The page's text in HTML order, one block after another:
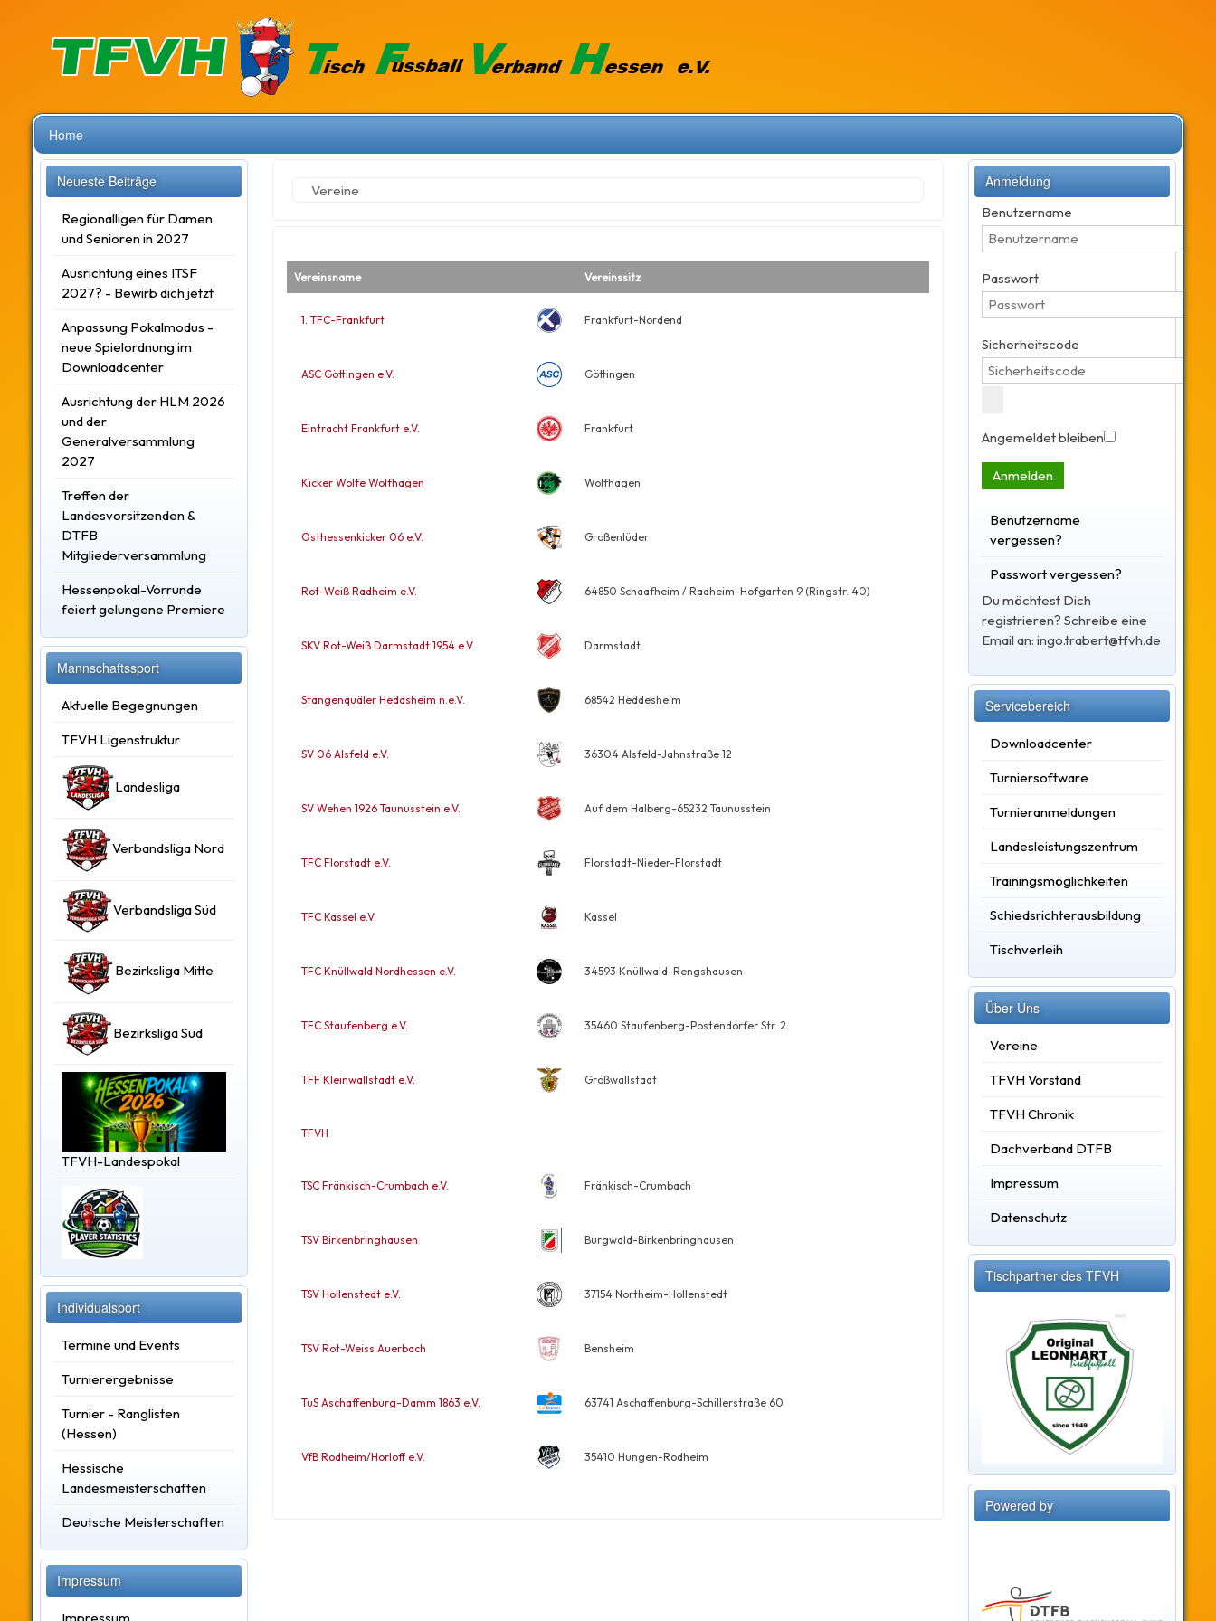
Home
Neueste Beiträge
Regionalligen für Damen
und Senioren in 2027
Ausrichtung eines ITSF
2027? - Bewirb dich jetzt
Anpassung Pokalmodus -
neue Spielordnung im
Downloadcenter
Ausrichtung der HLM 2026
und der
Generalversammlung
2027
Treffen der
Landesvorsitzenden &
DTFB
Mitgliederversammlung
Hessenpokal-Vorrunde
feiert gelungene Premiere
Mannschaftssport
Aktuelle Begegnungen
TFVH Ligenstruktur
Landesliga
Verbandsliga Nord
Verbandsliga Süd
Bezirksliga Mitte
Bezirksliga Süd
TFVH-Landespokal
Individualsport
Termine und Events
Turnierergebnisse
Turnier - Ranglisten
(Hessen)
Hessische
Landesmeisterschaften
Deutsche Meisterschaften
Impressum
Vereine
Vereinsname Vereinssitz
1. TFC-Frankfurt Frankfurt-Nordend
ASC Göttingen e.V. Göttingen
Eintracht Frankfurt e.V. Frankfurt
Kicker Wölfe Wolfhagen Wolfhagen
Osthessenkicker 06 e.V. Großenlüder
Rot-Weiß Radheim e.V. 64850 Schaafheim / Radheim-Hofgarten 9 (Ringstr. 40)
SKV Rot-Weiß Darmstadt 1954 e.V. Darmstadt
Stangenquäler Heddsheim n.e.V. 68542 Heddesheim
SV 06 Alsfeld e.V. 36304 Alsfeld-Jahnstraße 12
SV Wehen 1926 Taunusstein e.V. Auf dem Halberg-65232 Taunusstein
TFC Florstadt e.V. Florstadt-Nieder-Florstadt
TFC Kassel e.V. Kassel
TFC Knüllwald Nordhessen e.V. 34593 Knüllwald-Rengshausen
TFC Staufenberg e.V. 35460 Staufenberg-Postendorfer Str. 2
TFF Kleinwallstadt e.V. Großwallstadt
TFVH
TSC Fränkisch-Crumbach e.V. Fränkisch-Crumbach
TSV Birkenbringhausen Burgwald-Birkenbringhausen
TSV Hollenstedt e.V. 37154 Northeim-Hollenstedt
TSV Rot-Weiss Auerbach Bensheim
TuS Aschaffenburg-Damm 1863 e.V. 63741 Aschaffenburg-Schillerstraße 60
VfB Rodheim/Horloff e.V. 35410 Hungen-Rodheim
Anmeldung
Benutzername
Passwort
Sicherheitscode
Angemeldet bleiben
Anmelden
Benutzername
vergessen?
Passwort vergessen?
Du möchtest Dich
registrieren? Schreibe eine
Email an: ingo.trabert@tfvh.de
Servicebereich
Downloadcenter
Turniersoftware
Turnieranmeldungen
Landesleistungszentrum
Trainingsmöglichkeiten
Schiedsrichterausbildung
Tischverleih
Über Uns
Vereine
TFVH Vorstand
TFVH Chronik
Dachverband DTFB
Impressum
Datenschutz
Tischpartner des TFVH
Powered by